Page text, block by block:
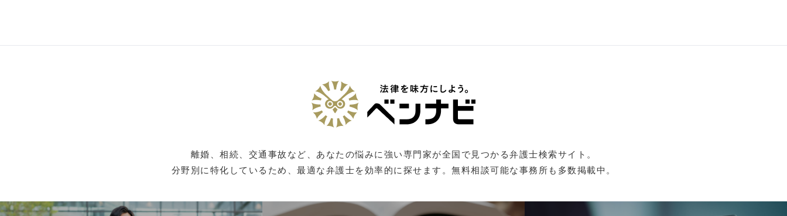
離婚、相続、交通事故など、あなたの悩みに強い専門家が全国で見つかる弁護士検索サイト。
分野別に特化しているため、最適な弁護士を効率的に探せます。無料相談可能な事務所も多数掲載中。